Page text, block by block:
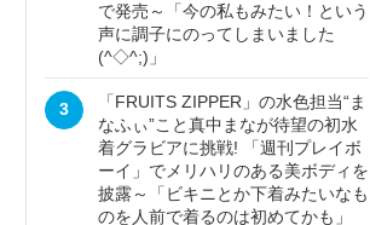
で発売～「今の私もみたい！という
声に調子にのってしまいました
(^◇^;)」
3
「FRUITS ZIPPER」の水色担当“ま
なふぃ”こと真中まなが待望の初水
着グラビアに挑戦! 「週刊プレイボ
ーイ」でメリハリのある美ボディを
披露～「ビキニとか下着みたいなも
のを人前で着るのは初めてかも」